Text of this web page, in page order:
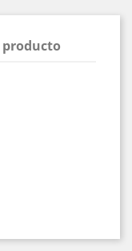
producto